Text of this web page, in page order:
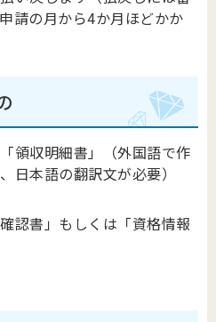
請の月から4か月ほどかか
領収明細書」（外国語で作
日本語の翻訳文が必要）
認書」もしくは「資格情報